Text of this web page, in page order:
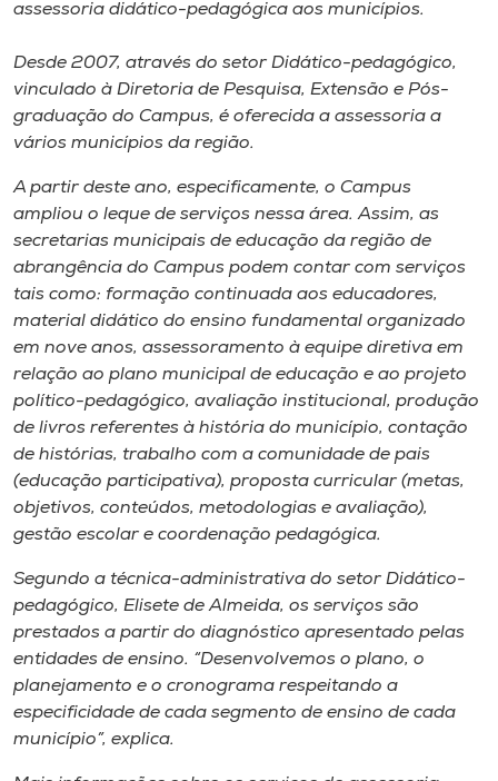
Editora
Rádio
Museu
Unoesc
Store
Selecione
o idioma
A-
assessoria didático-pedagógica aos municípios.
Desde 2007, através do setor Didático-pedagógico,
vinculado à Diretoria de Pesquisa, Extensão e Pós-
graduação do Campus, é oferecida a assessoria a
vários municípios da região.
A partir deste ano, especificamente, o Campus
ampliou o leque de serviços nessa área. Assim, as
secretarias municipais de educação da região de
abrangência do Campus podem contar com serviços
tais como: formação continuada aos educadores,
material didático do ensino fundamental organizado
em nove anos, assessoramento à equipe diretiva em
relação ao plano municipal de educação e ao projeto
político-pedagógico, avaliação institucional, produção
de livros referentes à história do município, contação
de histórias, trabalho com a comunidade de pais
(educação participativa), proposta curricular (metas,
objetivos, conteúdos, metodologias e avaliação),
gestão escolar e coordenação pedagógica.
Segundo a técnica-administrativa do setor Didático-
pedagógico, Elisete de Almeida, os serviços são
prestados a partir do diagnóstico apresentado pelas
entidades de ensino. “Desenvolvemos o plano, o
planejamento e o cronograma respeitando a
especificidade de cada segmento de ensino de cada
município”, explica.